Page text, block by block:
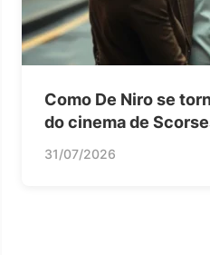
Como De Niro se
do cinema de
31/07/2026